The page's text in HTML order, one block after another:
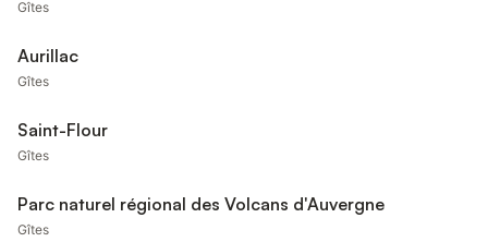
Gîtes
Aurillac
Gîtes
Saint-Flour
Gîtes
Parc naturel régional des Volcans d'Auvergne
Gîtes